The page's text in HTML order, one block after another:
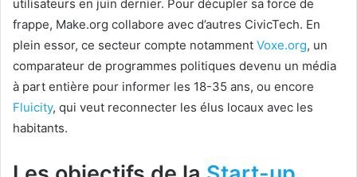
utilisateurs en juin dernier. Pour décupler sa force de
frappe, Make.org collabore avec d’autres CivicTech. En
plein essor, ce secteur compte notamment Voxe.org, un
comparateur de programmes politiques devenu un média
à part entière pour informer les 18-35 ans, ou encore
Fluicity, qui veut reconnecter les élus locaux avec les
habitants.